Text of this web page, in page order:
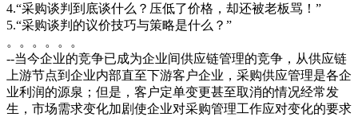
4.“采购谈判到底谈什么？压低了价格，却还被老板骂！”
5.“采购谈判的议价技巧与策略是什么？”
。。。。。。
--当今企业的竞争已成为企业间供应链管理的竞争，从供应链
上游节点到企业内部直至下游客户企业，采购供应管理是各企
业利润的源泉；但是，客户定单变更甚至取消的情况经常发
生，市场需求变化加剧使企业对采购管理工作应对变化的要求